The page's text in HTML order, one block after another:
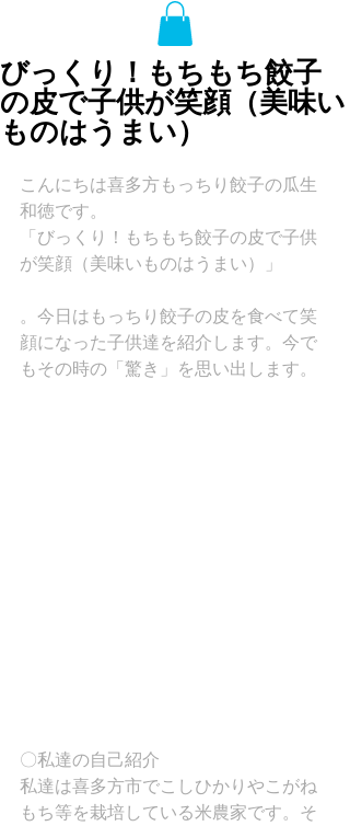
びっくり！もちもち餃子
の皮で子供が笑顔（美味い
ものはうまい）
こんにちは喜多方もっちり餃子の瓜生
和徳です。
「びっくり！もちもち餃子の皮で子供
が笑顔（美味いものはうまい）」
。今日はもっちり餃子の皮を食べて笑
顔になった子供達を紹介します。今で
もその時の「驚き」を思い出します。
〇私達の自己紹介
私達は喜多方市でこしひかりやこがね
もち等を栽培している米農家です。そ